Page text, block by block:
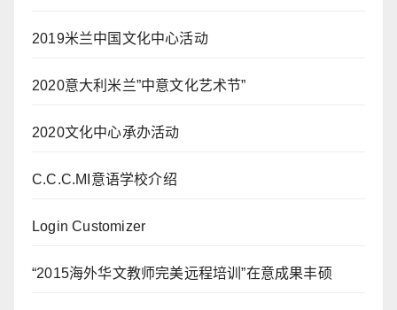
2019米兰中国文化中心活动
2020意大利米兰”中意文化艺术节”
2020文化中心承办活动
C.C.C.MI意语学校介绍
Login Customizer
“2015海外华文教师完美远程培训”在意成果丰硕